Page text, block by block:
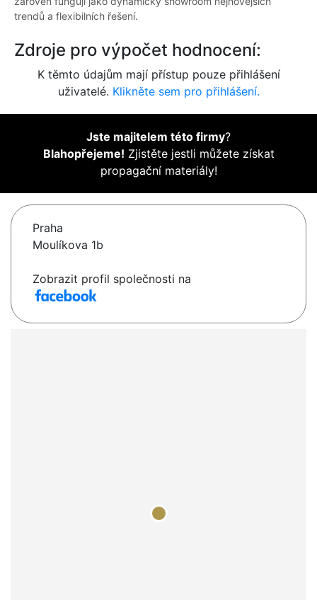
trendů a flexibilních řešení.
Zdroje pro výpočet hodnocení:
K těmto údajům mají přístup pouze přihlášení
uživatelé. Klikněte sem pro přihlášení.
Jste majitelem této firmy?
Blahopřejeme! Zjistěte jestli můžete získat
propagační materiály!
Praha
Moulíkova 1b
Zobrazit profil společnosti na